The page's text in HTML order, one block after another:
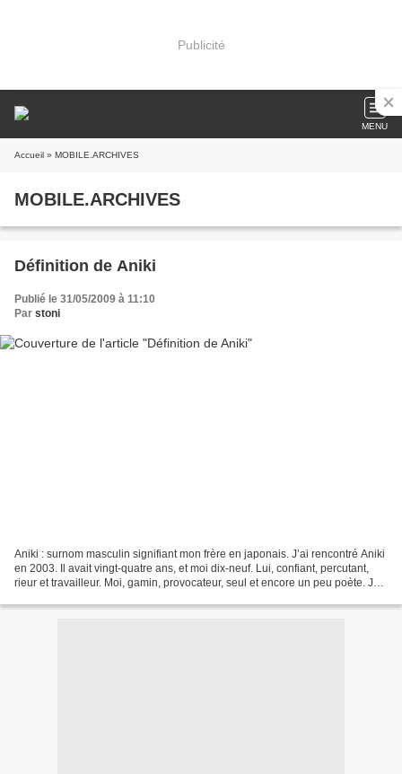
Publicité
MENU
Accueil » MOBILE.ARCHIVES
MOBILE.ARCHIVES
Définition de Aniki
Publié le 31/05/2009 à 11:10
Par stoni
Aniki : surnom masculin signifiant mon frère en japonais. J’ai rencontré Aniki
en 2003. Il avait vingt-quatre ans, et moi dix-neuf. Lui, confiant, percutant,
rieur et travailleur. Moi, gamin, provocateur, seul et encore un peu poète. Je